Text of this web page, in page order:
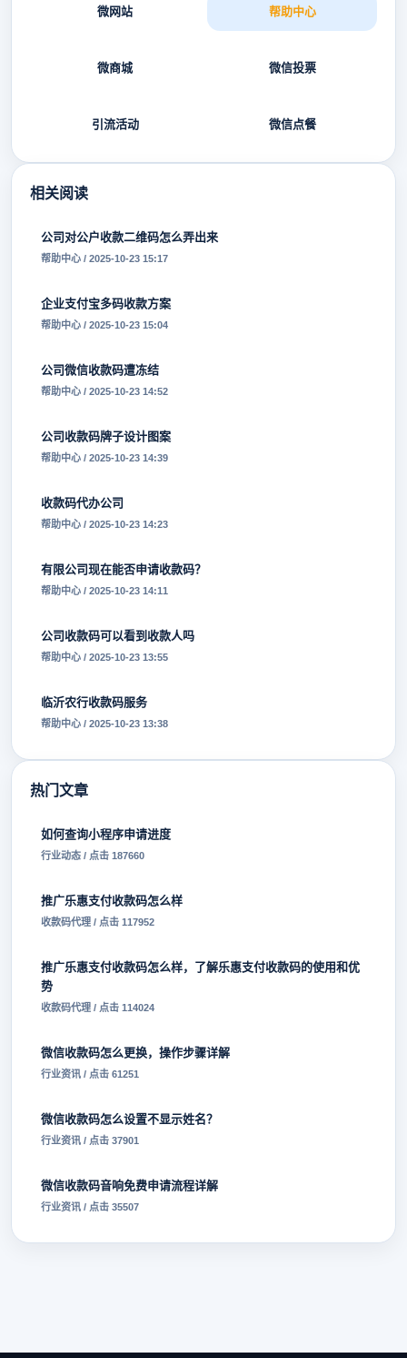
微网站 帮助中心
微商城 微信投票
引流活动 微信点餐
相关阅读
公司对公户收款二维码怎么弄出来
帮助中心 / 2025-10-23 15:17
企业支付宝多码收款方案
帮助中心 / 2025-10-23 15:04
公司微信收款码遭冻结
帮助中心 / 2025-10-23 14:52
公司收款码牌子设计图案
帮助中心 / 2025-10-23 14:39
收款码代办公司
帮助中心 / 2025-10-23 14:23
有限公司现在能否申请收款码？
帮助中心 / 2025-10-23 14:11
公司收款码可以看到收款人吗
帮助中心 / 2025-10-23 13:55
临沂农行收款码服务
帮助中心 / 2025-10-23 13:38
热门文章
如何查询小程序申请进度
行业动态 / 点击 187660
推广乐惠支付收款码怎么样
收款码代理 / 点击 117952
推广乐惠支付收款码怎么样，了解乐惠支付收款码的使用和优
势
收款码代理 / 点击 114024
微信收款码怎么更换，操作步骤详解
行业资讯 / 点击 61251
微信收款码怎么设置不显示姓名？
行业资讯 / 点击 37901
微信收款码音响免费申请流程详解
行业资讯 / 点击 35507